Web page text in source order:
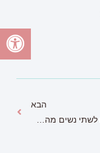
הבא
איך עושים לשתי נשים מהפך בלוק? באמצעות הבגדים היפים של רשת רנואר.